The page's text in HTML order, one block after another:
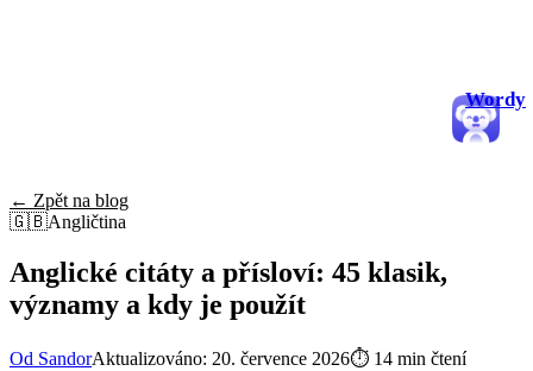
Wordy
← Zpět na blog
🇬🇧Angličtina
Anglické citáty a přísloví: 45 klasik,
významy a kdy je použít
Od SandorAktualizováno: 20. července 2026⏱ 14 min čtení